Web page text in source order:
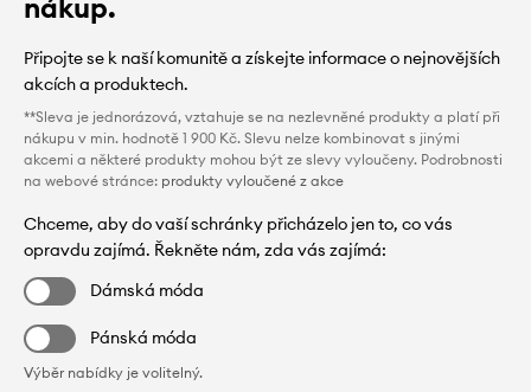
Připojte se k naší komunitě a získejte informace o nejnovějších
akcích a produktech.
**Sleva je jednorázová, vztahuje se na nezlevněné produkty a platí při
nákupu v min. hodnotě 1 900 Kč. Slevu nelze kombinovat s jinými
akcemi a některé produkty mohou být ze slevy vyloučeny. Podrobnosti
na webové stránce: produkty vyloučené z akce
Chceme, aby do vaší schránky přicházelo jen to, co vás
opravdu zajímá. Řekněte nám, zda vás zajímá:
Dámská móda
Pánská móda
Výběr nabídky je volitelný.